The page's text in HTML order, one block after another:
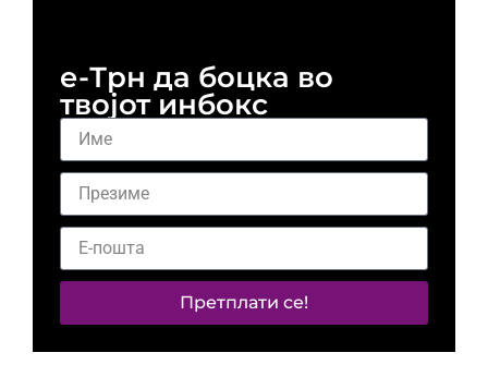
е-Трн да боцка во
твојот инбокс
Претплати се!